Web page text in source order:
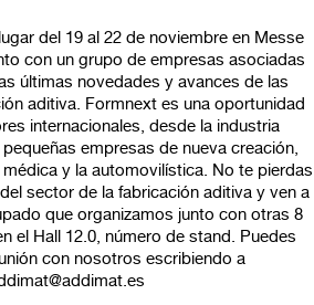
del 19 al 22 de noviembre en Messe
con un grupo de empresas asociadas
últimas novedades y avances de las
aditiva. Formnext es una oportunidad
internacionales, desde la industria
empresas de nueva creación,
y la automovilística. No te pierdas
sector de la fabricación aditiva y ven a
que organizamos junto con otras 8
el Hall 12.0, número de stand. Puedes
con nosotros escribiendo a